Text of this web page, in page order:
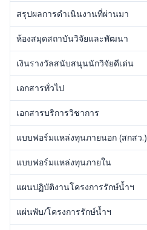
สรุปผลการดำเนินงานที่ผ่านมา
ห้องสมุดสถาบันวิจัยและพัฒนา
เงินรางวัลสนับสนุนนักวิจัยดีเด่น
เอกสารทั่วไป
เอกสารบริการวิชาการ
แบบฟอร์มแหล่งทุนภายนอก (สกสว.)
แบบฟอร์มแหล่งทุนภายใน
แผนปฏิบัติงานโครงการรักษ์น้ำฯ
แผ่นพับ/โครงการรักษ์น้ำฯ